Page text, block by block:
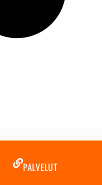
PALVELUT